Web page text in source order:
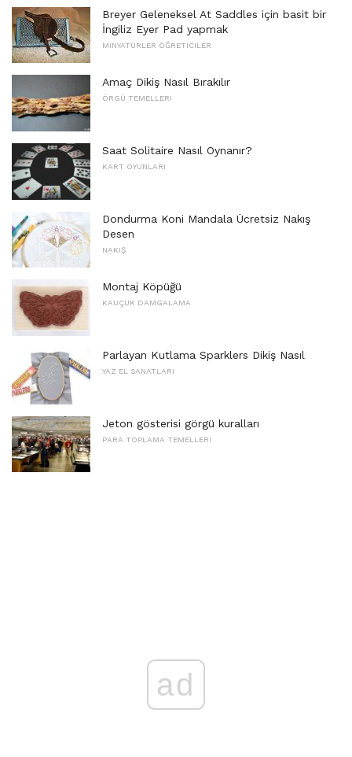
Breyer Geleneksel At Saddles için basit bir
İngiliz Eyer Pad yapmak
MINYATÜRLER ÖĞRETICILER
Amaç Dikiş Nasıl Bırakılır
ÖRGÜ TEMELLERI
Saat Solitaire Nasıl Oynanır?
KART OYUNLARI
Dondurma Koni Mandala Ücretsiz Nakış
Desen
NAKIŞ
Montaj Köpüğü
KAUÇUK DAMGALAMA
Parlayan Kutlama Sparklers Dikiş Nasıl
YAZ EL SANATLARI
Jeton gösterisi görgü kuralları
PARA TOPLAMA TEMELLERI
ad